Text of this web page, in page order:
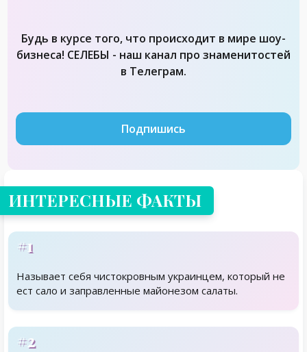
Будь в курсе того, что происходит в мире шоу-
бизнеса! СЕЛЕБЫ - наш канал про знаменитостей
в Телеграм.
Подпишись
ИНТЕРЕСНЫЕ ФАКТЫ
#1
Называет себя чистокровным украинцем, который не
ест сало и заправленные майонезом салаты.
#2